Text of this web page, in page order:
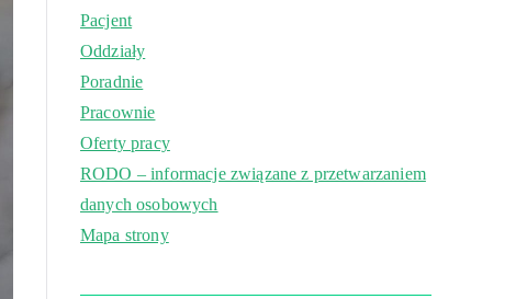
Pacjent
Oddziały
Poradnie
Pracownie
Oferty pracy
RODO – informacje związane z przetwarzaniem
danych osobowych
Mapa strony